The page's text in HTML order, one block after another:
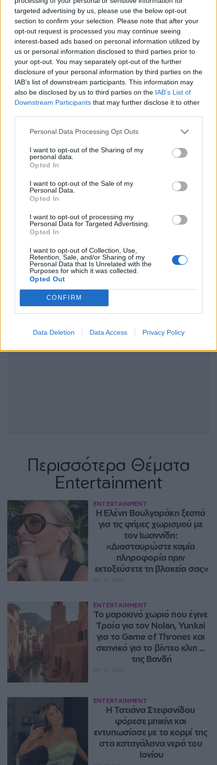
targeted advertising by us, please use the below opt-out
section to confirm your selection. Please note that after your
opt-out request is processed you may continue seeing
interest-based ads based on personal information utilized by
us or personal information disclosed to third parties prior to
your opt-out. You may separately opt-out of the further
disclosure of your personal information by third parties on the
IAB’s list of downstream participants. This information may
also be disclosed by us to third parties on the IAB’s List of
Downstream Participants that may further disclose it to other
Personal Data Processing Opt Outs
I want to opt-out of the Sharing of my
personal data.
Opted In
I want to opt-out of the Sale of my
Personal Data.
Opted In
I want to opt-out of processing my
Personal Data for Targeted Advertising.
Opted In
I want to opt-out of Collection, Use,
Retention, Sale, and/or Sharing of my
Personal Data that Is Unrelated with the
Purposes for which it was collected.
Opted Out
CONFIRM
Data Deletion Data Access Privacy Policy
Ακολουθήστε το Pink.gr στο
τα πιο hot νέα
Ακολουθήστε το Pink.gr και στο
Instagram
ΔΙΑΦΗΜΙΣΗ
Περισσότερα Θέματα
Entertainment
ENTERTAINMENT
Η Ελένη Βουλγαράκη ξεσπά
για τις φήμες χωρισμού με
τον Ιωαννίδη:
«Διασταυρώστε καμία
πληροφορία πριν
εκτοξεύσετε τη βλακεία σας»
ENTERTAINMENT
Το μαροκινό χωριό που έγινε
Τροία για τον Nolan, Yunkai
για το Game of Thrones και
σκηνικό για το βίντεο κλιπ ...
της Βανδή
ENTERTAINMENT
Η Τατιάνα Στεφανίδου
φόρεσε μπικίνι και
εντυπωσίασε με το κορμί της
στα καταγάλανα νερά του
Ιονίου